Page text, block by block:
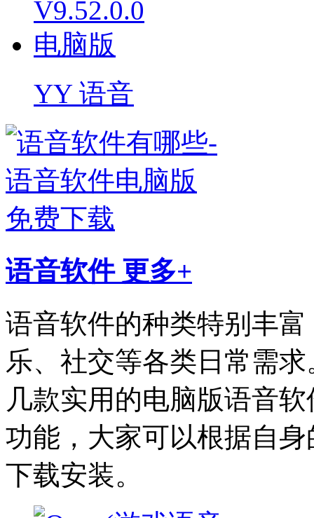
YY 语音
语音软件 更多+
语音软件的种类特别丰
乐、社交等各类日常需
几款实用的电脑版语音
功能，大家可以根据自
下载安装。